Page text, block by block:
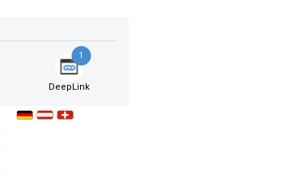
1
DeepLink